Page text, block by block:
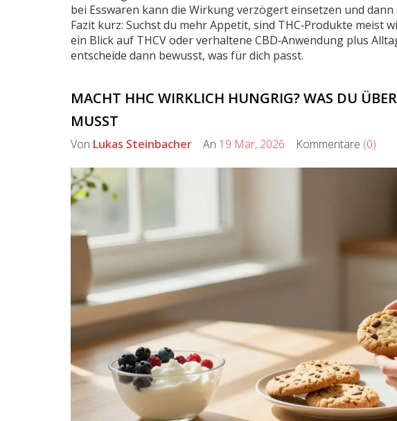
bei Esswaren kann die Wirkung verzögert einsetzen und dann
Fazit kurz: Suchst du mehr Appetit, sind THC‑Produkte meist
ein Blick auf THCV oder verhaltene CBD‑Anwendung plus
entscheide dann bewusst, was für dich passt.
MACHT HHC WIRKLICH HUNGRIG? WAS DU
MUSST
Von Lukas Steinbacher An 19 Mär, 2026 Kommentare (0)